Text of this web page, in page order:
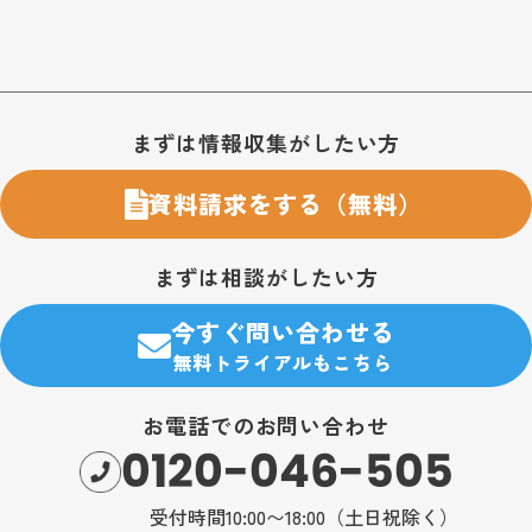
まずは情報収集がしたい方
資料請求をする（無料）
まずは相談がしたい方
今すぐ問い合わせる
無料トライアルもこちら
お電話でのお問い合わせ
0120-046-505
受付時間10:00〜18:00（土日祝除く）